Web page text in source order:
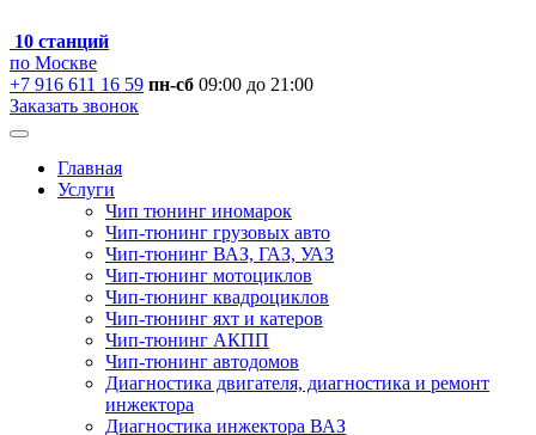
10 станций
по Москве
+7 916 611 16 59 пн-сб 09:00 до 21:00
Заказать звонок
Главная
Услуги
Чип тюнинг иномарок
Чип-тюнинг грузовых авто
Чип-тюнинг ВАЗ, ГАЗ, УАЗ
Чип-тюнинг мотоциклов
Чип-тюнинг квадроциклов
Чип-тюнинг яхт и катеров
Чип-тюнинг АКПП
Чип-тюнинг автодомов
Диагностика двигателя, диагностика и ремонт
инжектора
Диагностика инжектора ВАЗ